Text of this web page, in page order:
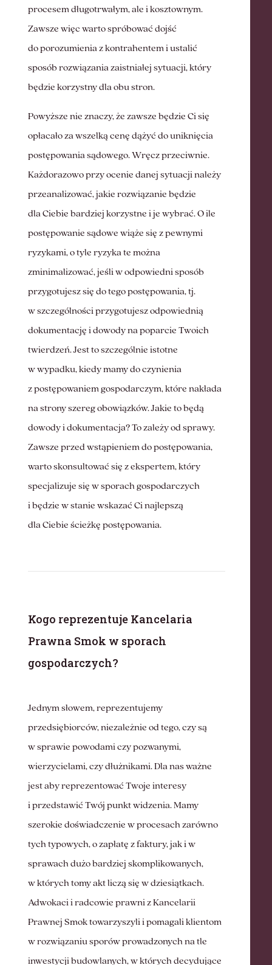
procesem długotrwałym, ale i kosztownym.
Zawsze więc warto spróbować dojść
do porozumienia z kontrahentem i ustalić
sposób rozwiązania zaistniałej sytuacji, który
będzie korzystny dla obu stron.
Powyższe nie znaczy, że zawsze będzie Ci się
opłacało za wszelką cenę dążyć do uniknięcia
postępowania sądowego. Wręcz przeciwnie.
Każdorazowo przy ocenie danej sytuacji należy
przeanalizować, jakie rozwiązanie będzie
dla Ciebie bardziej korzystne i je wybrać. O ile
postępowanie sądowe wiąże się z pewnymi
ryzykami, o tyle ryzyka te można
zminimalizować, jeśli w odpowiedni sposób
przygotujesz się do tego postępowania, tj.
w szczególności przygotujesz odpowiednią
dokumentację i dowody na poparcie Twoich
twierdzeń. Jest to szczególnie istotne
w wypadku, kiedy mamy do czynienia
z postępowaniem gospodarczym, które nakłada
na strony szereg obowiązków. Jakie to będą
dowody i dokumentacja? To zależy od sprawy.
Zawsze przed wstąpieniem do postępowania,
warto skonsultować się z ekspertem, który
specjalizuje się w sporach gospodarczych
i będzie w stanie wskazać Ci najlepszą
dla Ciebie ścieżkę postępowania.
Kogo reprezentuje Kancelaria
Prawna Smok w sporach
gospodarczych?
Jednym słowem, reprezentujemy
przedsiębiorców, niezależnie od tego, czy są
w sprawie powodami czy pozwanymi,
wierzycielami, czy dłużnikami. Dla nas ważne
jest aby reprezentować Twoje interesy
i przedstawić Twój punkt widzenia. Mamy
szerokie doświadczenie w procesach zarówno
tych typowych, o zapłatę z faktury, jak i w
sprawach dużo bardziej skomplikowanych,
w których tomy akt liczą się w dziesiątkach.
Adwokaci i radcowie prawni z Kancelarii
Prawnej Smok towarzyszyli i pomagali klientom
w rozwiązaniu sporów prowadzonych na tle
inwestycji budowlanych, w których decydujące